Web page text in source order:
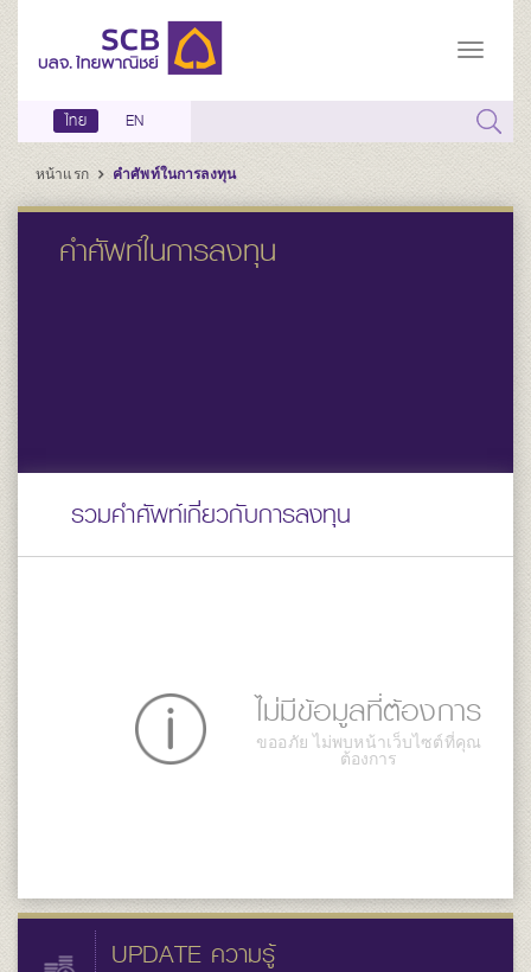
ไทย EN
หน้าแรก คำศัพท์ในการลงทุน
คำศัพท์ในการลงทุน
รวมคำศัพท์เกี่ยวกับการลงทุน
ไม่มีข้อมูลที่ต้องการ
ขออภัย ไม่พบหน้าเว็บไซต์ที่คุณ
ต้องการ
UPDATE ความรู้